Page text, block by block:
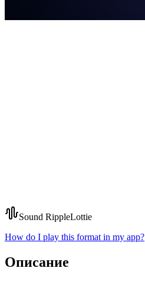
Sound RippleLottie
How do I play this format in my app?
Описание